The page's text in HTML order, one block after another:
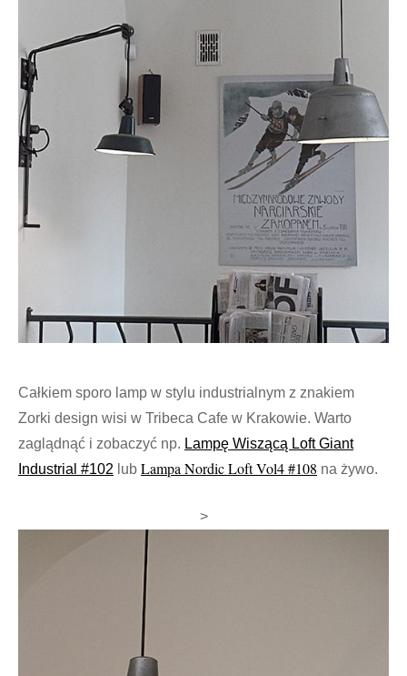
Całkiem sporo lamp w stylu industrialnym z znakiem
Zorki design wisi w Tribeca Cafe w Krakowie. Warto
zaglądnąć i zobaczyć np. Lampę Wiszącą Loft Giant
Industrial #102 lub Lampa Nordic Loft Vol4 #108 na żywo.
>